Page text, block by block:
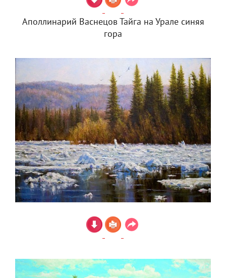
Аполлинарий Васнецов Тайга на Урале синяя
гора